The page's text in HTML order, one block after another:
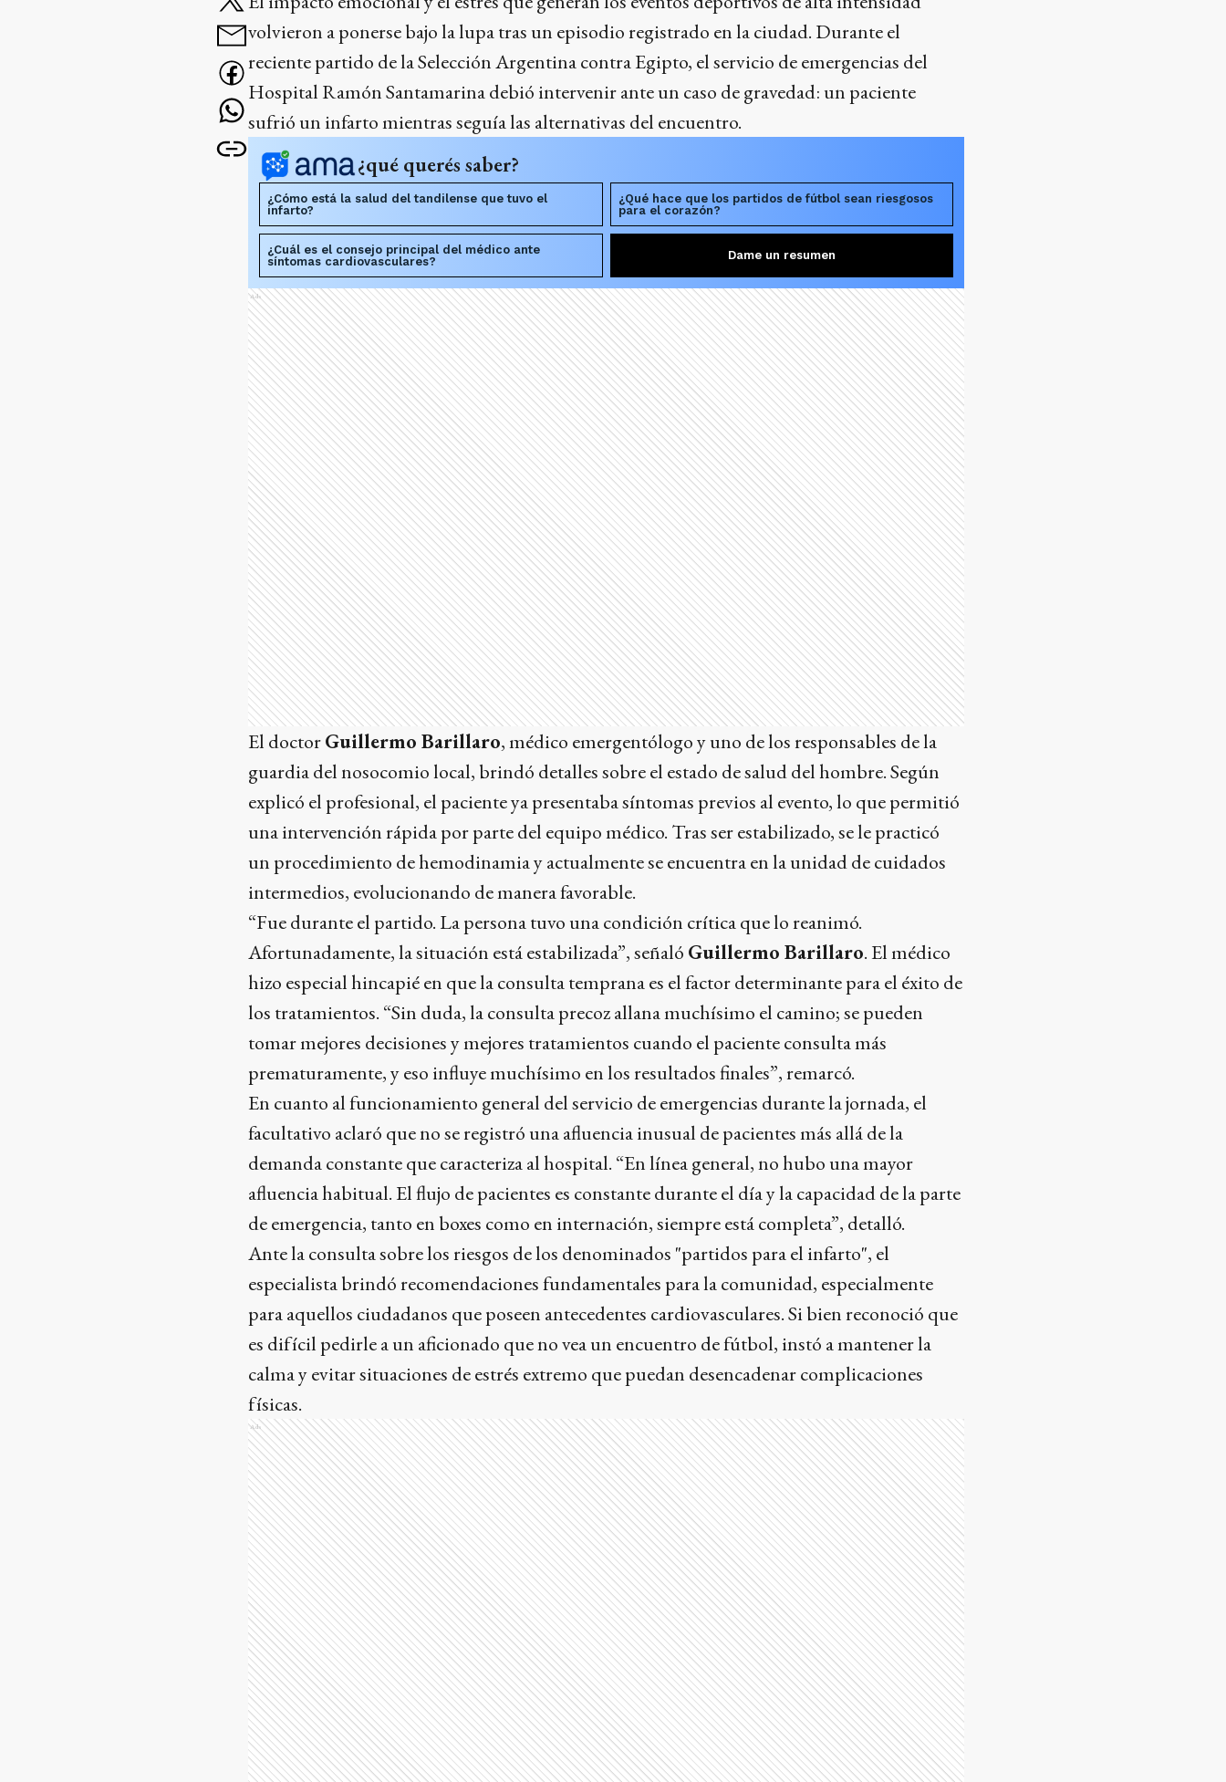
volvieron a ponerse bajo la lupa tras un episodio registrado en la ciudad. Durante el
reciente partido de la Selección Argentina contra Egipto, el servicio de emergencias del
Hospital Ramón Santamarina debió intervenir ante un caso de gravedad: un paciente
sufrió un infarto mientras seguía las alternativas del encuentro.
¿qué querés saber?
¿Cómo está la salud del tandilense que tuvo el
infarto?
¿Qué hace que los partidos de fútbol sean riesgosos
para el corazón?
¿Cuál es el consejo principal del médico ante
síntomas cardiovasculares?
Dame un resumen
Ads
El doctorGuillermo Barillaro, médico emergentólogo y uno de los responsables de la
guardia del nosocomio local, brindó detalles sobre el estado de salud del hombre. Según
explicó el profesional, el paciente ya presentaba síntomas previos al evento, lo que permitió
una intervención rápida por parte del equipo médico. Tras ser estabilizado, se le practicó
un procedimiento de hemodinamia y actualmente se encuentra en la unidad de cuidados
intermedios, evolucionando de manera favorable.
“Fue durante el partido. La persona tuvo una condición crítica que lo reanimó.
Afortunadamente, la situación está estabilizada”, señaló Guillermo Barillaro. El médico
hizo especial hincapié en que la consulta temprana es el factor determinante para el éxito de
los tratamientos. “Sin duda, la consulta precoz allana muchísimo el camino; se pueden
tomar mejores decisiones y mejores tratamientos cuando el paciente consulta más
prematuramente, y eso influye muchísimo en los resultados finales”, remarcó.
En cuanto al funcionamiento general del servicio de emergencias durante la jornada, el
facultativo aclaró que no se registró una afluencia inusual de pacientes más allá de la
demanda constante que caracteriza al hospital. “En línea general, no hubo una mayor
afluencia habitual. El flujo de pacientes es constante durante el día y la capacidad de la parte
de emergencia, tanto en boxes como en internación, siempre está completa”, detalló.
Ante la consulta sobre los riesgos de los denominados "partidos para el infarto", el
especialista brindó recomendaciones fundamentales para la comunidad, especialmente
para aquellos ciudadanos que poseen antecedentes cardiovasculares. Si bien reconoció que
es difícil pedirle a un aficionado que no vea un encuentro de fútbol, instó a mantener la
calma y evitar situaciones de estrés extremo que puedan desencadenar complicaciones
físicas.
Ads